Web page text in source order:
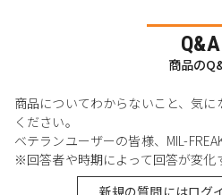
Q&A
商品の
商品についてわからないこと、気
ください。
ベテランユーザーの皆様、MIL-
※回答者や時期によって回答が変化